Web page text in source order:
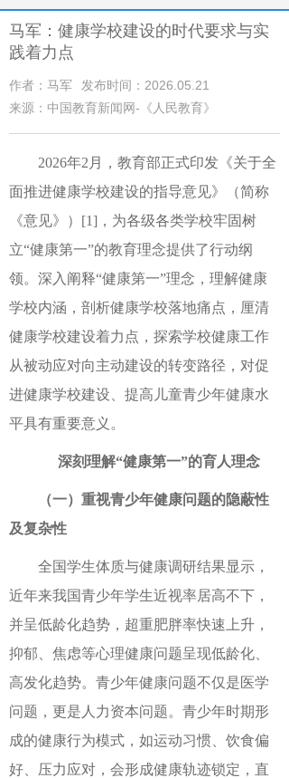
马军：健康学校建设的时代要求与实
践着力点
作者：马军
发布时间：2026.05.21
来源：中国教育新闻网-《人民教育》
2026年2 月，教育部正式印发《关于全
面推进健康学校建设的指导意见》（简称
《意见》） [1] ，为各级各类学校牢固树
立“健康第一”的教育理念提供了行动纲
领。深入阐释“健康第一”理念，理解健康
学校内涵，剖析健康学校落地痛点，厘清
健康学校建设着力点，探索学校健康工作
从被动应对向主动建设的转变路径，对促
进健康学校建设、提高儿童青少年健康水
平具有重要意义。
深刻理解“健康第一”的育人理念
（一）重视青少年健康问题的隐蔽性
及复杂性
全国学生体质与健康调研结果显示，
近年来我国青少年学生近视率居高不下，
并呈低龄化趋势，超重肥胖率快速上升，
抑郁、焦虑等心理健康问题呈现低龄化、
高发化趋势。青少年健康问题不仅是医学
问题，更是人力资本问题。青少年时期形
成的健康行为模式，如运动习惯、饮食偏
好、压力应对，会形成健康轨迹锁定，直